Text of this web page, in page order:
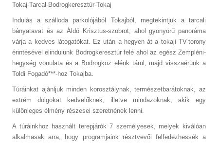
Tokaj-Tarcal-Bodrogkeresztúr-Tokaj
Indulás a szálloda parkolójából Tokajból, megtekintjük a tarcali
bányatavat és az Áldó Krisztus-szobrot, ahol gyönyörű panoráma
várja a kedves látogatókat. Ez után a hegyen át a tokaji TV-torony
érintésével elindulunk Bodrogkeresztúr felé ahol az egész Zempléni-
hegység vonulata és a Bodrogköz elénk tárul, majd visszaérünk a
Toldi Fogadó***-hoz Tokajba.
Túráinkat ajánljuk minden korosztálynak, természetbarátoknak, az
extrém dolgokat kedvelőknek, illetve mindazoknak, akik egy
különleges élmény részesei szeretnének lenni.
A túráinkhoz használt terepjárók 7 személyesek, melyek kiválóan
alkalmasak arra, hogy programjaink résztvevői felfedezhessék a